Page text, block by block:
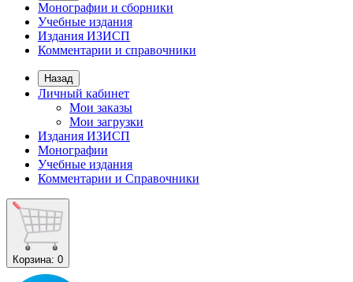
Монографии и сборники
Учебные издания
Издания ИЗИСП
Комментарии и справочники
Назад
Личный кабинет
Мои заказы
Мои загрузки
Издания ИЗИСП
Монографии
Учебные издания
Комментарии и Справочники
Корзина: 0